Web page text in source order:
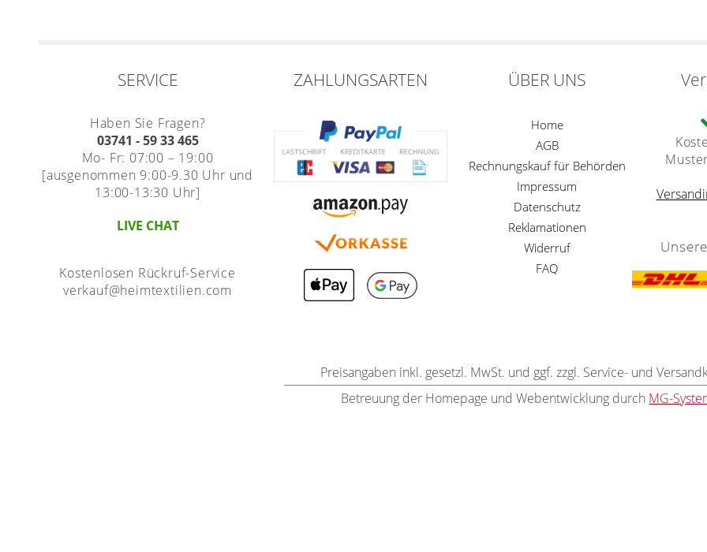
SERVICE
Haben Sie Fragen?
03741 - 59 33 465
Mo- Fr: 07:00 – 19:00
[ausgenommen 9:00-9.30 Uhr und
13:00-13:30 Uhr]
LIVE CHAT
Kostenlosen Rückruf-Service
verkauf@heimtextilien.com
ZAHLUNGSARTEN ÜBER UNS
Home
AGB
Rechnungskauf für Behörden
Impressum
Datenschutz
Reklamationen
Widerruf
FAQ
Preisangaben inkl. gesetzl. MwSt. und ggf. zzgl. Service- und
Betreuung der Homepage und Webentwicklung durch MG-